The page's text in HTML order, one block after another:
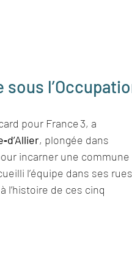
sous
pour France 3, a
, plongée dans
incarner une commune
l’équipe dans ses rues
de ces cinq